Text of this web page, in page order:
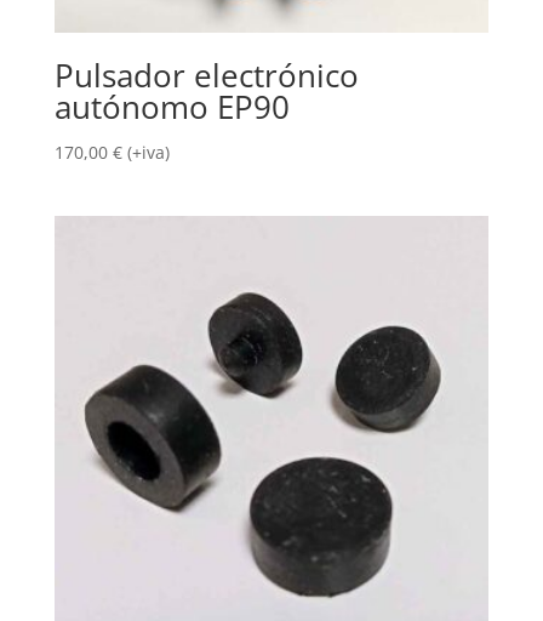
Pulsador electrónico
autónomo EP90
170,00 € (+iva)